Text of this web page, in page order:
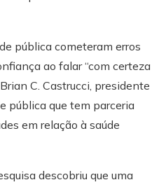
pública cometeram erros
ao falar “com certeza
C. Castrucci, presidente
pública que tem parceria
em relação à saúde
descobriu que uma